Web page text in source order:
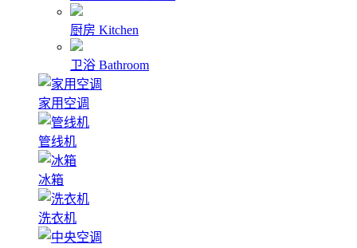
厨房 Kitchen
卫浴 Bathroom
家用空调
管线机
冰箱
洗衣机